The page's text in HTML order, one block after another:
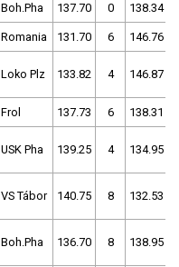
Boh.Pha 137.70 0 138.34
Romania 131.70 6 146.76
Loko Plz 133.82 4 146.87
Frol 137.73 6 138.31
USK Pha 139.25 4 134.95
VS Tábor 140.75 8 132.53
Boh.Pha 136.70 8 138.95